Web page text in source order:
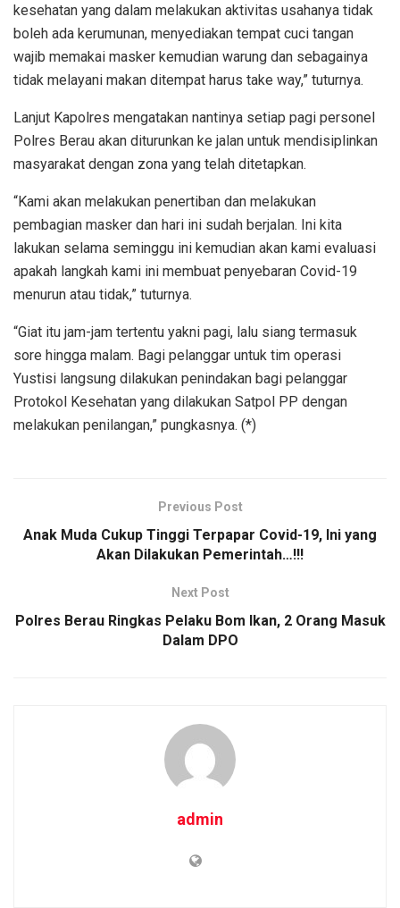
kesehatan yang dalam melakukan aktivitas usahanya tidak
boleh ada kerumunan, menyediakan tempat cuci tangan
wajib memakai masker kemudian warung dan sebagainya
tidak melayani makan ditempat harus take way,” tuturnya.
Lanjut Kapolres mengatakan nantinya setiap pagi personel
Polres Berau akan diturunkan ke jalan untuk mendisiplinkan
masyarakat dengan zona yang telah ditetapkan.
“Kami akan melakukan penertiban dan melakukan
pembagian masker dan hari ini sudah berjalan. Ini kita
lakukan selama seminggu ini kemudian akan kami evaluasi
apakah langkah kami ini membuat penyebaran Covid-19
menurun atau tidak,” tuturnya.
“Giat itu jam-jam tertentu yakni pagi, lalu siang termasuk
sore hingga malam. Bagi pelanggar untuk tim operasi
Yustisi langsung dilakukan penindakan bagi pelanggar
Protokol Kesehatan yang dilakukan Satpol PP dengan
melakukan penilangan,” pungkasnya. (*)
Previous Post
Anak Muda Cukup Tinggi Terpapar Covid-19, Ini yang
Akan Dilakukan Pemerintah…!!!
Next Post
Polres Berau Ringkas Pelaku Bom Ikan, 2 Orang Masuk
Dalam DPO
admin